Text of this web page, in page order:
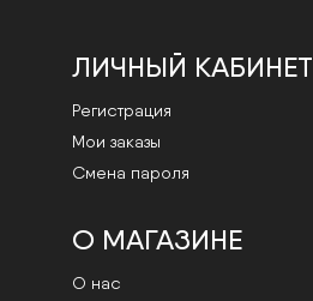
ЛИЧНЫЙ КАБИНЕТ
Регистрация
Мои заказы
Смена пароля
О МАГАЗИНЕ
О нас